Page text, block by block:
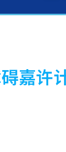
嘉许